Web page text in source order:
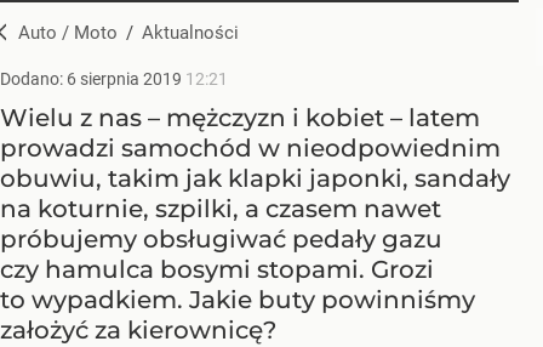
Auto / Moto / Aktualności
Dodano: 6 sierpnia 2019 12:21
Wielu z nas – mężczyzn i kobiet – latem
prowadzi samochód w nieodpowiednim
obuwiu, takim jak klapki japonki, sandały
na koturnie, szpilki, a czasem nawet
próbujemy obsługiwać pedały gazu
czy hamulca bosymi stopami. Grozi
to wypadkiem. Jakie buty powinniśmy
założyć za kierownicę?